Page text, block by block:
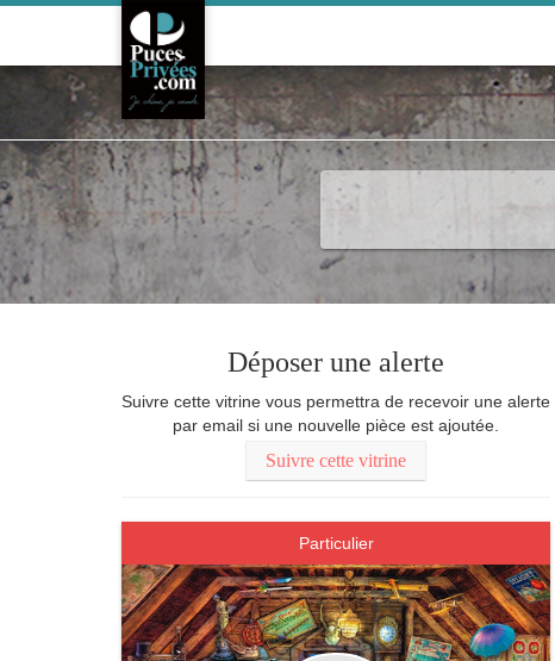
Meubler
Déposer une alerte
Suivre cette vitrine vous permettra de recevoir une alerte
par email si une nouvelle pièce est ajoutée.
Suivre cette vitrine
Particulier